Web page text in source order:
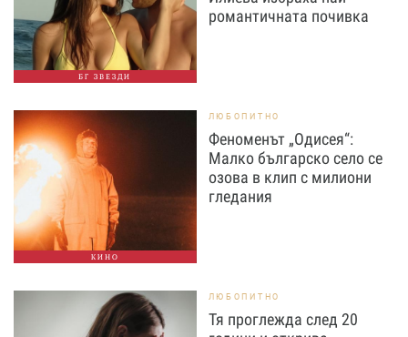
БГ ЗВЕЗДИ
романтичната почивка
КИНО
ЛЮБОПИТНО
Феноменът „Одисея“:
Малко българско село се
озова в клип с милиони
гледания
ЛЮБОПИТНО
Тя проглежда след 20